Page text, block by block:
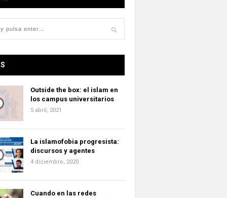
Outside the box: el islam en
los campus universitarios
5 abril, 2021
La islamofobia progresista:
discursos y agentes
4 diciembre, 2020
Cuando en las redes